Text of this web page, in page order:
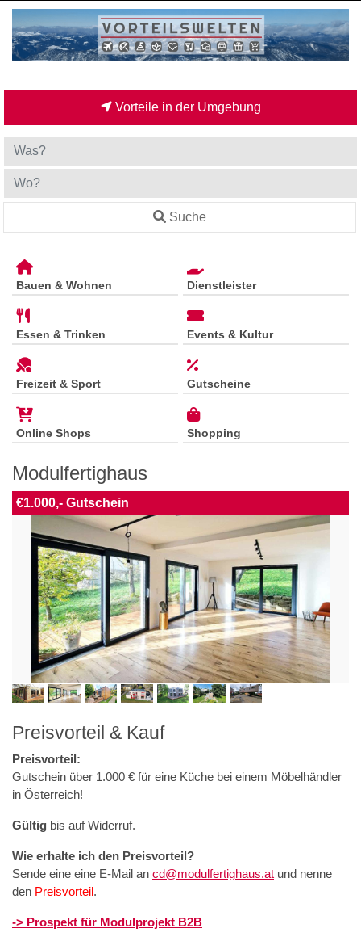
Vorteile in der Umgebung
Suche
Bauen & Wohnen Dienstleister
Essen & Trinken Events & Kultur
Freizeit & Sport Gutscheine
Online Shops Shopping
Modulfertighaus
€1.000,- Gutschein
Preisvorteil & Kauf
Preisvorteil:
Gutschein über 1.000 € für eine Küche bei einem Möbelhändler
in Österreich!
Gültig bis auf Widerruf.
Wie erhalte ich den Preisvorteil?
Sende eine eine E-Mail an cd@modulfertighaus.at und nenne
den Preisvorteil.
-> Prospekt für Modulprojekt B2B